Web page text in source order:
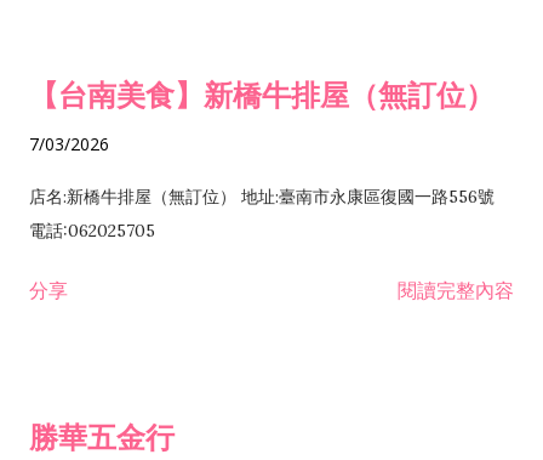
【台南美食】新橋牛排屋（無訂位）
7/03/2026
店名:新橋牛排屋（無訂位） 地址:臺南市永康區復國一路556號
電話:062025705
分享 閱讀完整內容
勝華五金行